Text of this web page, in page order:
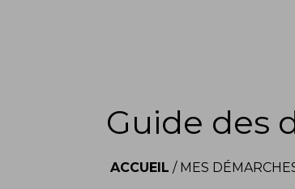
Guide des
ACCUEIL / MES